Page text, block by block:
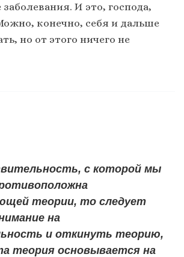
И это, господа,
конечно, себя и дальше
но от этого ничего не
с которой мы
теории, то следует
на
и откинуть теорию,
теория основывается на